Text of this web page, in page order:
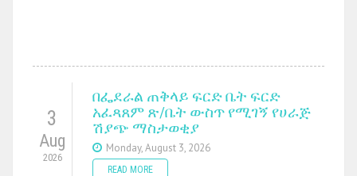
3
Aug
2026
በፌደራል ጠቅላይ ፍርድ ቤት ፍርድ
አፈጻጸም ጽ/ቤት ውስጥ የሚገኝ የሀራጅ
ሽያጭ ማስታወቂያ
Monday, August 3, 2026
READ MORE